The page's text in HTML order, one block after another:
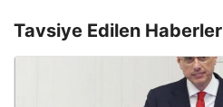
Tavsiye Edilen Haberler